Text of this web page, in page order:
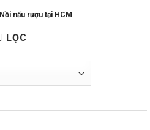
Nồi nấu rượu tại HCM
LỌC